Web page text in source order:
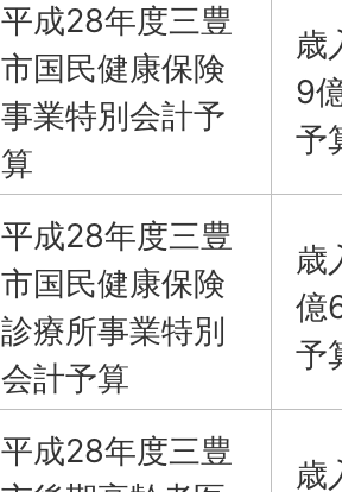
平成28年度三豊
市国民健康保険
事業特別会計予
算
歳
9
予
平成28年度三豊
市国民健康保険
診療所事業特別
会計予算
歳
億
予
平成28年度三豊
歳